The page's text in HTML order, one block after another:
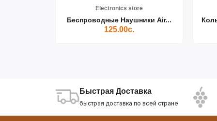
Electronics store
Беспроводные Наушники Air...
125.00с.
Быстрая Доставка
быстрая доставка по всей стране